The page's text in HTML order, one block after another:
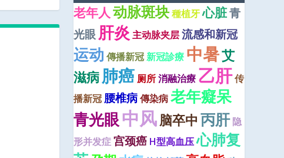
老年人 动脉斑块種植牙心脏青
光眼 肝炎 主动脉夹层流感和新冠
运动 傳播新冠新冠診療 中暑艾
滋病肺癌 厕所消融治療 乙肝传
播新冠 腰椎病傳染病老年癡呆
青光眼中风脑卒中 丙肝 隐
形并发症宫颈癌 H型高血压心肺复